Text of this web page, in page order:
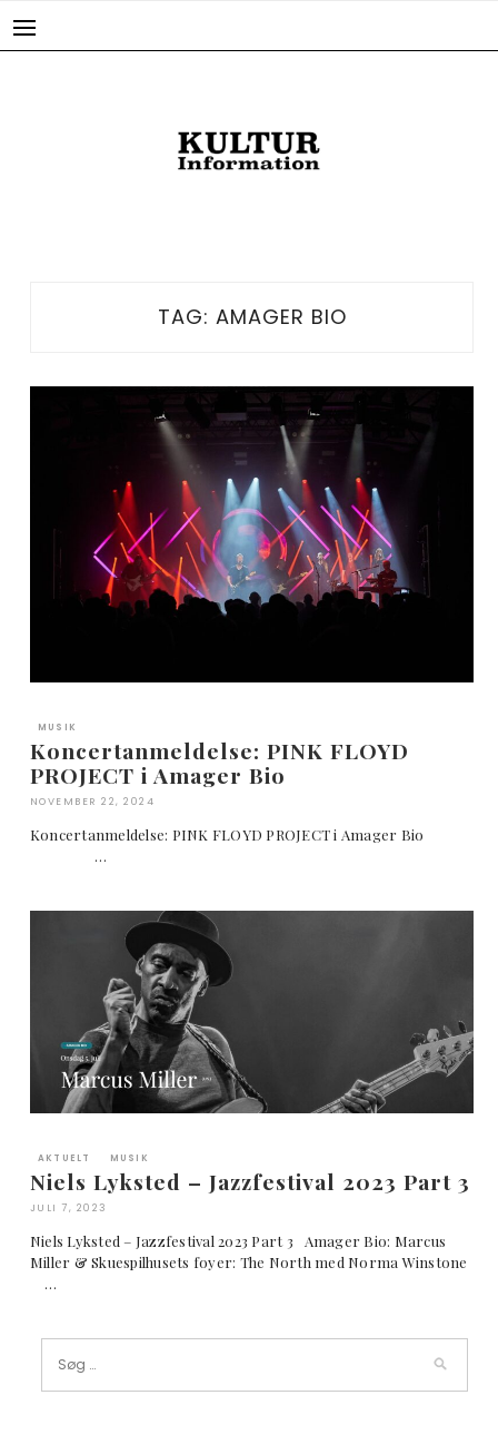
TAG: AMAGER BIO
MUSIK
Koncertanmeldelse: PINK FLOYD
PROJECT i Amager Bio
NOVEMBER 22, 2024
Koncertanmeldelse: PINK FLOYD PROJECT i Amager Bio
…
AKTUELT MUSIK
Niels Lyksted – Jazzfestival 2023 Part 3
JULI 7, 2023
Niels Lyksted – Jazzfestival 2023 Part 3 Amager Bio: Marcus
Miller & Skuespilhusets foyer: The North med Norma Winstone
…